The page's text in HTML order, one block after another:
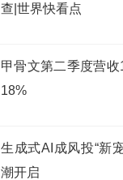
查|世界快看点
甲骨文第二季度营
18%
生成式AI成风投“新
潮开启